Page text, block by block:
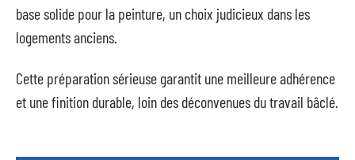
base solide pour la peinture, un choix judicieux dans les
logements anciens.
Cette préparation sérieuse garantit une meilleure adhérence
et une finition durable, loin des déconvenues du travail bâclé.